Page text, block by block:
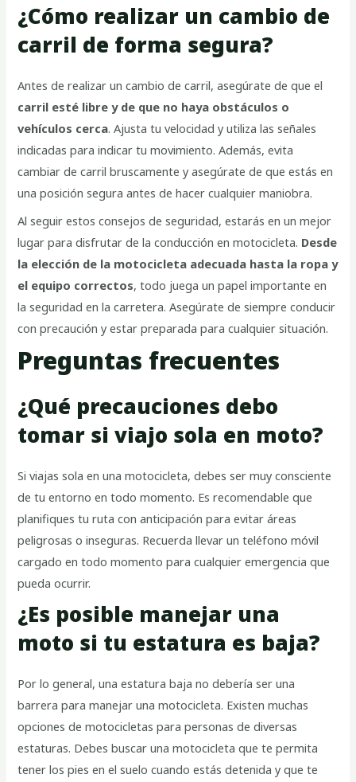
¿Cómo realizar un cambio de
carril de forma segura?
Antes de realizar un cambio de carril, asegúrate de que el
carril esté libre y de que no haya obstáculos o
vehículos cerca. Ajusta tu velocidad y utiliza las señales
indicadas para indicar tu movimiento. Además, evita
cambiar de carril bruscamente y asegúrate de que estás en
una posición segura antes de hacer cualquier maniobra.
Al seguir estos consejos de seguridad, estarás en un mejor
lugar para disfrutar de la conducción en motocicleta. Desde
la elección de la motocicleta adecuada hasta la ropa y
el equipo correctos, todo juega un papel importante en
la seguridad en la carretera. Asegúrate de siempre conducir
con precaución y estar preparada para cualquier situación.
Preguntas frecuentes
¿Qué precauciones debo
tomar si viajo sola en moto?
Si viajas sola en una motocicleta, debes ser muy consciente
de tu entorno en todo momento. Es recomendable que
planifiques tu ruta con anticipación para evitar áreas
peligrosas o inseguras. Recuerda llevar un teléfono móvil
cargado en todo momento para cualquier emergencia que
pueda ocurrir.
¿Es posible manejar una
moto si tu estatura es baja?
Por lo general, una estatura baja no debería ser una
barrera para manejar una motocicleta. Existen muchas
opciones de motocicletas para personas de diversas
estaturas. Debes buscar una motocicleta que te permita
tener los pies en el suelo cuando estás detenida y que te